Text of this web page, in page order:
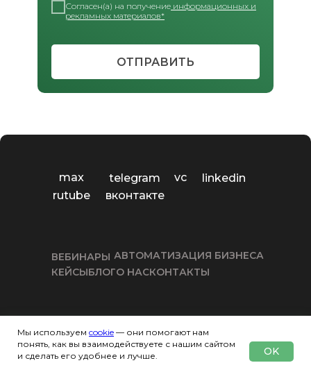
Мы используем cookie — они помогают нам
понять, как вы взаимодействуете с нашим сайтом
и сделать его удобнее и лучше.
OK
Согласен(а) на получение информационных и
рекламных материалов*
ОТПРАВИТЬ
ВЕБИНАРЫ АВТОМАТИЗАЦИЯ БИЗНЕСА
КЕЙСЫБЛОГО НАСКОНТАКТЫ
max telegram vc
linkedin
rutube
вконтакте
МЫ РАБОТАЕМ ВО ВСЕХ РЕГИОНАХ РОССИИ